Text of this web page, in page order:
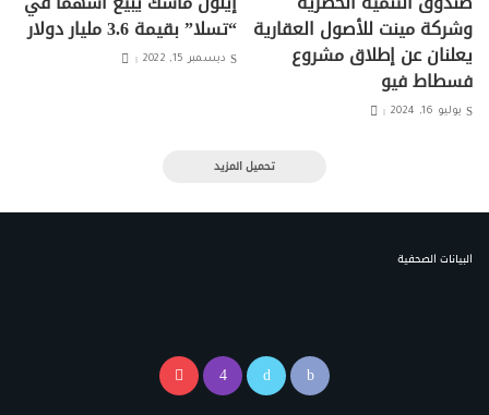
وشركة مينت للأصول العقارية
يعلنان عن إطلاق مشروع
فسطاط فيو
يوليو 16, 2024
“تسلا” بقيمة 3.6 مليار دولار
ديسمبر 15, 2022
تحميل المزيد
البيانات الصحفية